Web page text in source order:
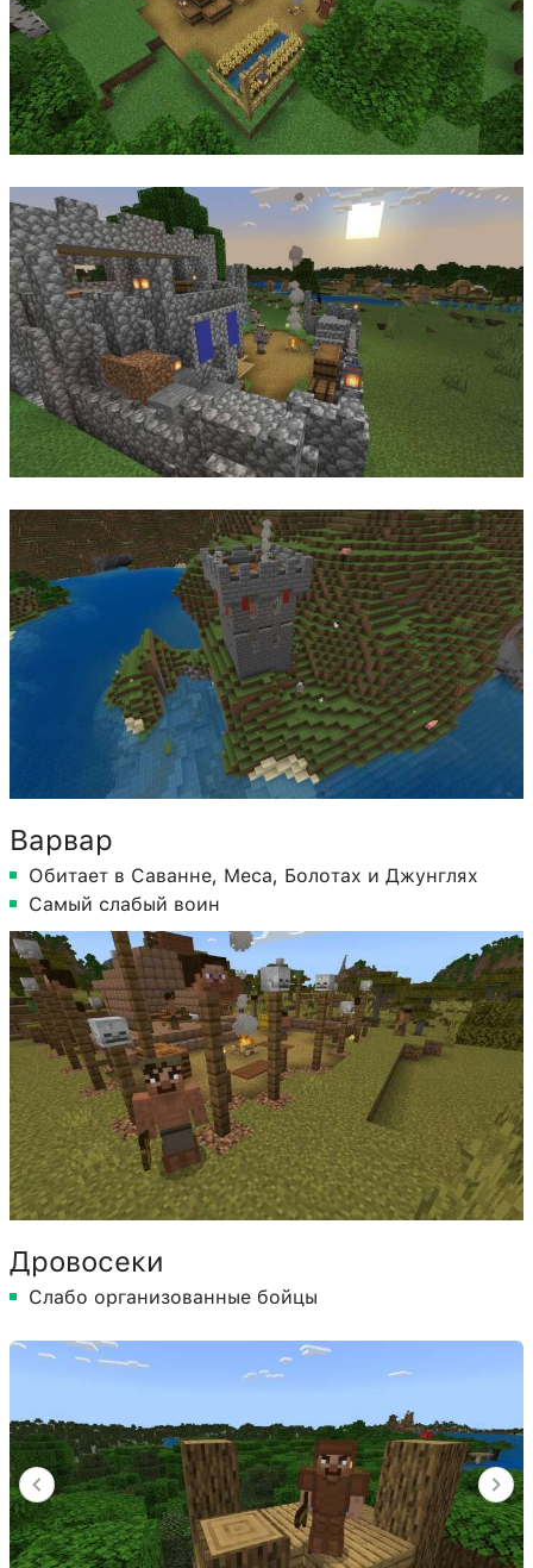
Варвар
Обитает в Саванне, Меса, Болотах и Джунглях
Самый слабый воин
Дровосеки
Слабо организованные бойцы